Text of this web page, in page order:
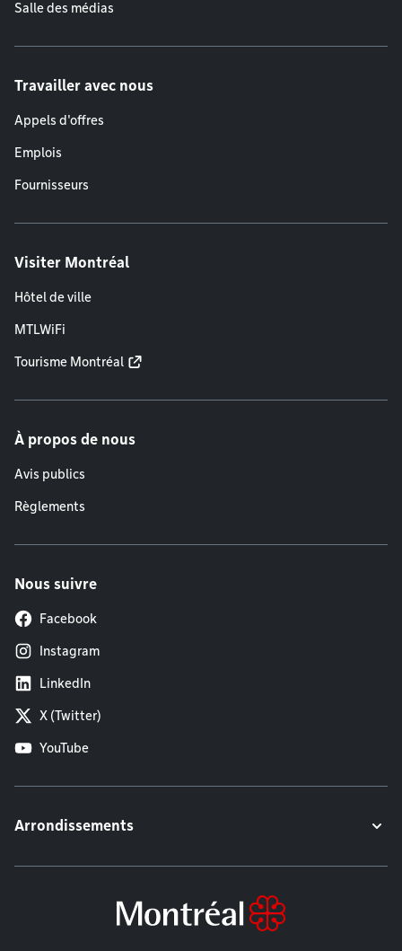
Salle des médias
Travailler avec nous
Appels d'offres
Emplois
Fournisseurs
Visiter Montréal
Hôtel de ville
MTLWiFi
Tourisme Montréal
À propos de nous
Avis publics
Règlements
Nous suivre
Facebook
Instagram
LinkedIn
X (Twitter)
YouTube
Arrondissements